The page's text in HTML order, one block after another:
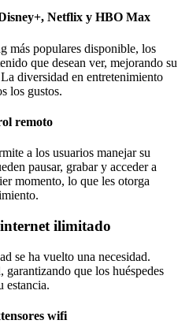
Netflix y HBO Max
más populares disponible, los
que desean ver, mejorando su
diversidad en entretenimiento
los gustos.
remoto
a los usuarios manejar su
pausar, grabar y acceder a
momento, lo que les otorga
ilimitado
se ha vuelto una necesidad.
que los huéspedes
estancia.
wifi